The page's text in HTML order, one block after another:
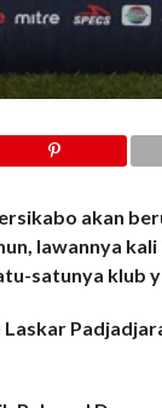
akan
lawannya
satunya klub
Laskar